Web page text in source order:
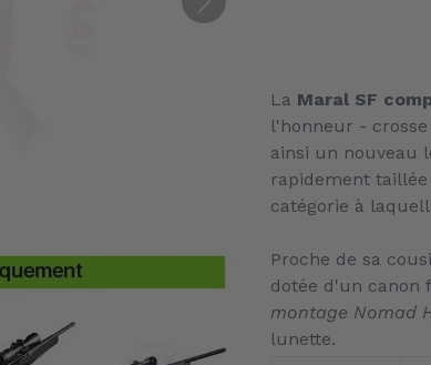
d'un
produit
à
votre
panier
La Maral SF
l'honneur -
ainsi un nouveau
rapidement
catégorie à
Proche de sa
dotée d'un canon
montage Nomad
lunette.